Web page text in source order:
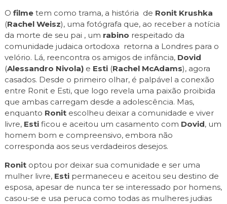
O filmetem como trama, a história de Ronit Krushka
(Rachel Weisz), uma fotógrafa que, ao receber a notícia
da morte de seu pai , um rabino respeitado da
comunidade judaica ortodoxa retorna a Londres para o
velório. Lá, reencontra os amigos de infância, Dovid
(Alessandro Nivola)e Esti(Rachel McAdams), agora
casados. Desde o primeiro olhar, é palpável a conexão
entre Ronit e Esti, que logo revela uma paixão proibida
que ambas carregam desde a adolescência. Mas,
enquanto Ronitescolheu deixar a comunidade e viver
livre, Estificou e aceitou um casamento com Dovid, um
homem bom e compreensivo, embora não
corresponda aos seus verdadeiros desejos.
Ronitoptou por deixar sua comunidade e ser uma
mulher livre, Estipermaneceu e aceitou seu destino de
esposa, apesar de nunca ter se interessado por homens,
casou-se e usa peruca como todas as mulheres judias